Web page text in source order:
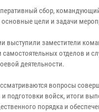
сбор,
основные цели и задачи
выступили заместители
самостоятельных отделов и
деятельности.
вопросы
и подготовки войск, итоги
порядка и